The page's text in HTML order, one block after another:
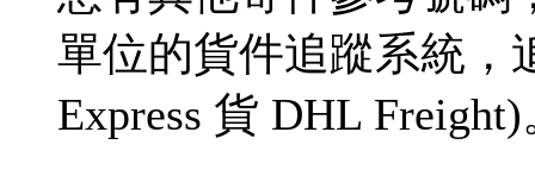
單位的貨件追蹤系統，
Express 貨 DHL